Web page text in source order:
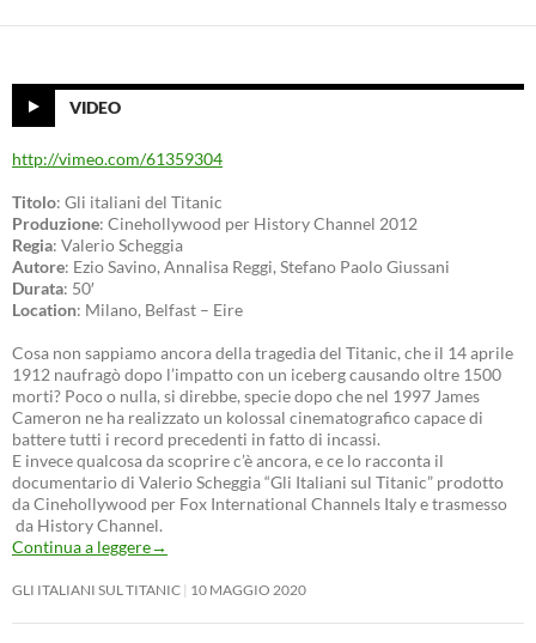
VIDEO
http://vimeo.com/61359304
Titolo: Gli italiani del Titanic
Produzione: Cinehollywood per History Channel 2012
Regia: Valerio Scheggia
Autore: Ezio Savino, Annalisa Reggi, Stefano Paolo Giussani
Durata: 50′
Location: Milano, Belfast – Eire
Cosa non sappiamo ancora della tragedia del Titanic, che il 14 aprile
1912 naufragò dopo l’impatto con un iceberg causando oltre 1500
morti? Poco o nulla, si direbbe, specie dopo che nel 1997 James
Cameron ne ha realizzato un kolossal cinematografico capace di
battere tutti i record precedenti in fatto di incassi.
E invece qualcosa da scoprire c’è ancora, e ce lo racconta il
documentario di Valerio Scheggia “Gli Italiani sul Titanic” prodotto
da Cinehollywood per Fox International Channels Italy e trasmesso
da History Channel.
Continua a leggere→
GLI ITALIANI SUL TITANIC 10 MAGGIO 2020